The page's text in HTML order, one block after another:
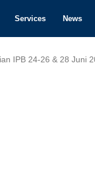
Services News